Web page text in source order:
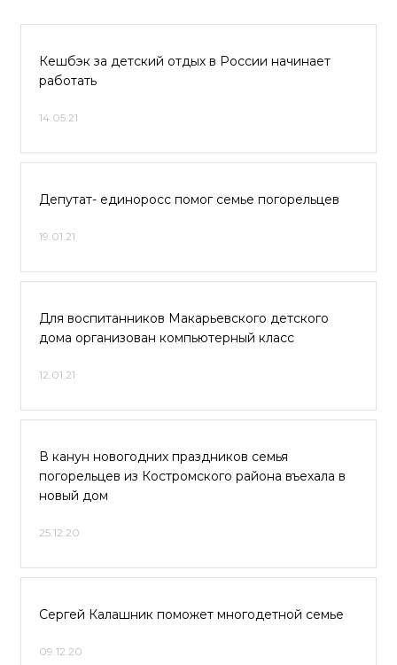
Кешбэк за детский отдых в России начинает
работать
14.05.21
Депутат- единоросс помог семье погорельцев
19.01.21
Для воспитанников Макарьевского детского
дома организован компьютерный класс
12.01.21
В канун новогодних праздников семья
погорельцев из Костромского района въехала в
новый дом
25.12.20
Сергей Калашник поможет многодетной семье
09.12.20